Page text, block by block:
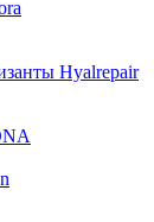
Hyalrepair